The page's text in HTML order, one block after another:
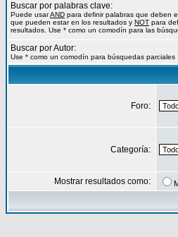
Buscar por palabras clave:
Puede usarAND para definir palabras que deben
que pueden estar en los resultados y NOT para
resultados. Use * como un comodín para las
Buscar por Autor:
Use * como un comodín para búsquedas parciales
Foro:
Categoría:
Mostrar resultados como: